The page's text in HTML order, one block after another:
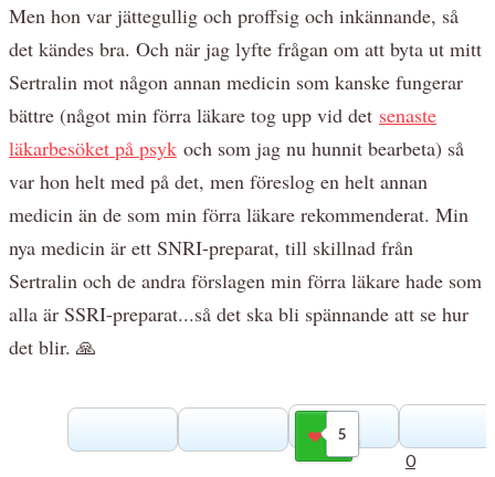
Men hon var jättegullig och proffsig och inkännande, så
det kändes bra. Och när jag lyfte frågan om att byta ut mitt
Sertralin mot någon annan medicin som kanske fungerar
bättre (något min förra läkare tog upp vid det senaste
läkarbesöket på psyk och som jag nu hunnit bearbeta) så
var hon helt med på det, men föreslog en helt annan
medicin än de som min förra läkare rekommenderat. Min
nya medicin är ett SNRI-preparat, till skillnad från
Sertralin och de andra förslagen min förra läkare hade som
alla är SSRI-preparat...så det ska bli spännande att se hur
det blir. 🙏
5
Gilla
0